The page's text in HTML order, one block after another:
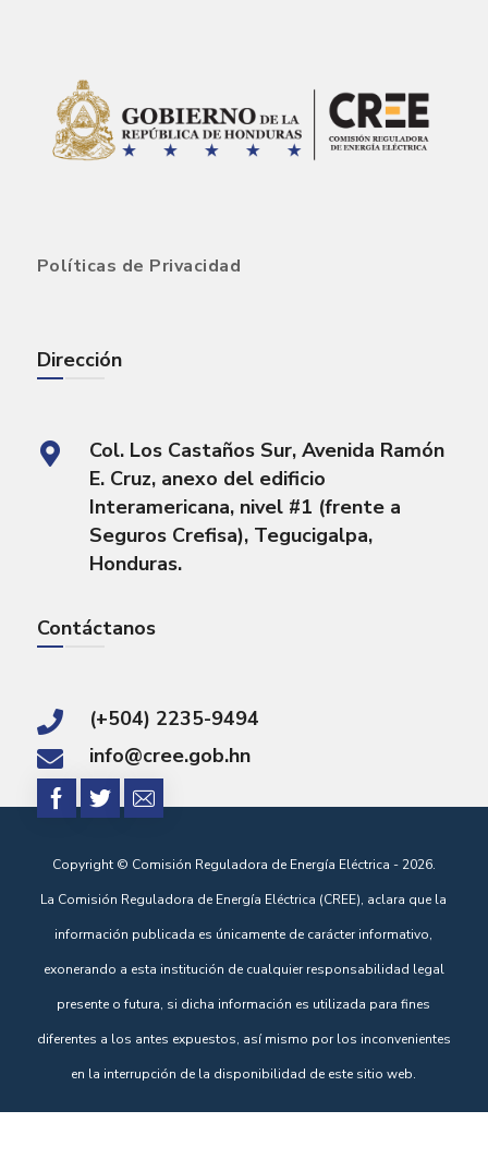
Políticas de Privacidad
Dirección
Col. Los Castaños Sur, Avenida Ramón
E. Cruz, anexo del edificio
Interamericana, nivel #1 (frente a
Seguros Crefisa), Tegucigalpa,
Honduras.
Contáctanos
(+504) 2235-9494
info@cree.gob.hn
Copyright © Comisión Reguladora de Energía Eléctrica - 2026.
La Comisión Reguladora de Energía Eléctrica (CREE), aclara que la
información publicada es únicamente de carácter informativo,
exonerando a esta institución de cualquier responsabilidad legal
presente o futura, si dicha información es utilizada para fines
diferentes a los antes expuestos, así mismo por los inconvenientes
en la interrupción de la disponibilidad de este sitio web.